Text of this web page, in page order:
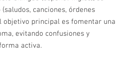
canciones, órdenes
objetivo principal es fomentar una
evitando confusiones y
activa.